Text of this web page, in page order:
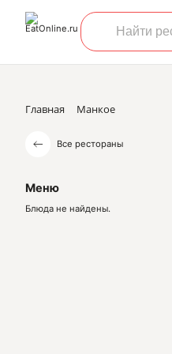
Главная Манкое
Все рестораны
Меню
Блюда не найдены.